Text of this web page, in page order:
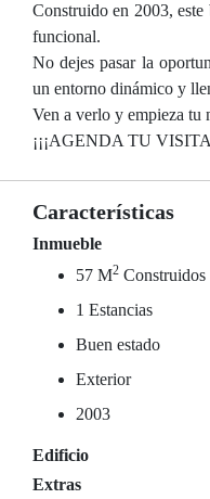
Construido en 2003,
funcional.
No dejes pasar la
un entorno dinámico y
Ven a verlo y empieza tu
¡¡¡AGENDA TU
Características
Inmueble
57 M2 Construidos
1 Estancias
Buen estado
Exterior
2003
Edificio
Extras